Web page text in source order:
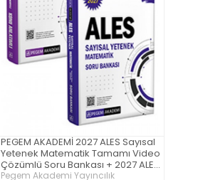
PEGEM AKADEMİ 2027 ALES Sayısal
Yetenek Matematik Tamamı Video
Çözümlü Soru Bankası + 2027 ALES
Konu Anlatımlı (Video Ders
Pegem Akademi Yayıncılık